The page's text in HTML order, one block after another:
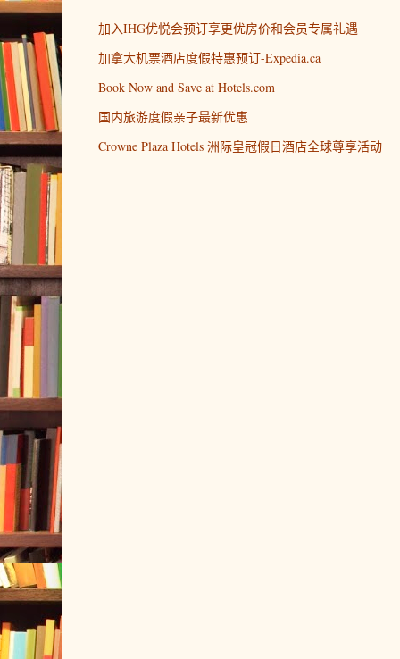
加入IHG优悦会预订享更优房价和会员专属礼遇
加拿大机票酒店度假特惠预订-Expedia.ca
Book Now and Save at Hotels.com
国内旅游度假亲子最新优惠
Crowne Plaza Hotels 洲际皇冠假日酒店全球尊享活动